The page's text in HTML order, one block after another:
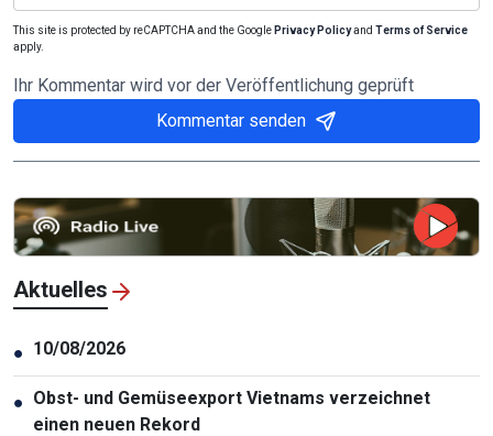
This site is protected by reCAPTCHA and the Google Privacy Policyand Terms of Service
apply.
Ihr Kommentar wird vor der Veröffentlichung geprüft
Kommentar senden
Aktuelles
● 10/08/2026
● Obst- und Gemüseexport Vietnams verzeichnet
einen neuen Rekord